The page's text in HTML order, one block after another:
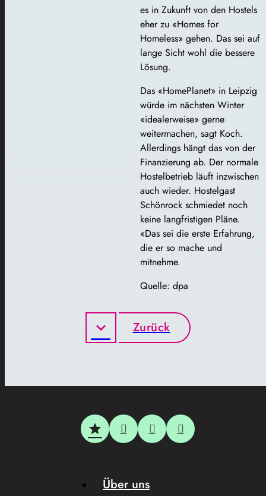
es in Zukunft von den Hostels
eher zu «Homes for
Homeless» gehen. Das sei auf
lange Sicht wohl die bessere
Lösung.
Das «HomePlanet» in Leipzig
würde im nächsten Winter
«idealerweise» gerne
weitermachen, sagt Koch.
Allerdings hängt das von der
Finanzierung ab. Der normale
Hostelbetrieb läuft inzwischen
auch wieder. Hostelgast
Schönrock schmiedet noch
keine langfristigen Pläne.
«Das sei die erste Erfahrung,
die er so mache und
mitnehme.
Quelle: dpa
Zurück
Über uns